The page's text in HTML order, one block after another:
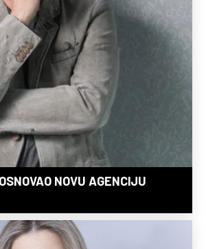
NOVU AGENCIJU